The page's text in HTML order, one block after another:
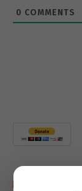
0 COMMENTS